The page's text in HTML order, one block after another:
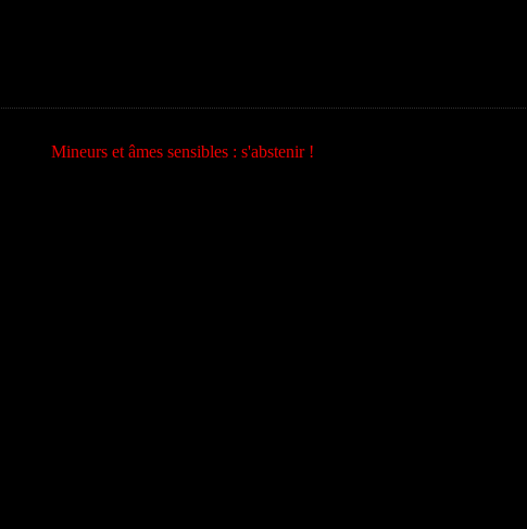
Mineurs et âmes sensibles : s'abstenir !